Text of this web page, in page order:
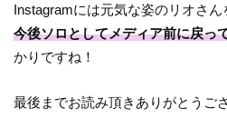
Instagramには元気な姿のリオさん
今後ソロとしてメディア前に戻っ
かりですね！
最後までお読み頂きありがとうご